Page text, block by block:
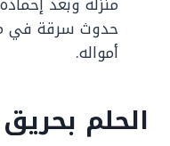
حدوث سرقة في
أمواله.
الحلم بحريق